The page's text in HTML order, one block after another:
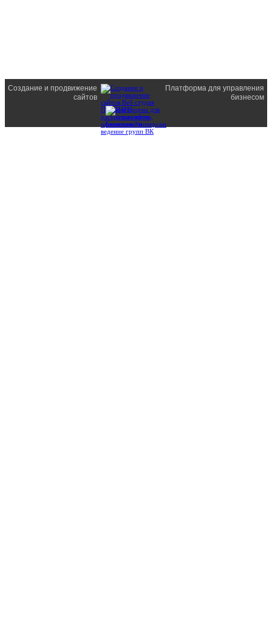
Создание и продвижение
сайтов
Платформа для управления
бизнесом